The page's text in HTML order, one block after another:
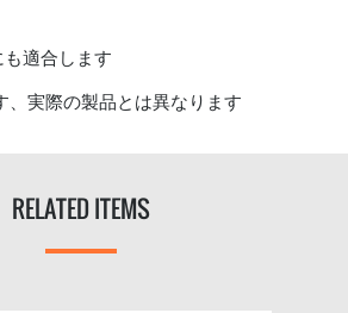
適合します
、実際の製品とは異なります
RELATED ITEMS